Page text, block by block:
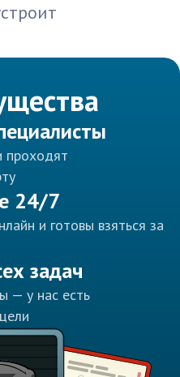
проходят
24/7
и готовы взяться за
задач
— у нас есть